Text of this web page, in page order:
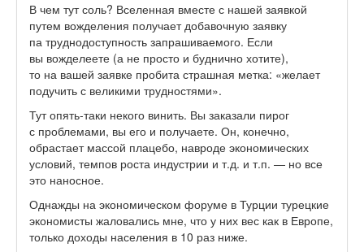
В чем тут соль? Вселенная вместе с нашей заявкой
путем вожделения получает добавочную заявку
па труднодоступность запрашиваемого. Если
вы вожделеете (а не просто и буднично хотите),
то на вашей заявке пробита страшная метка: «желает
подучить с великими трудностями».
Тут опять-таки некого винить. Вы заказали пирог
с проблемами, вы его и получаете. Он, конечно,
обрастает массой плацебо, навроде экономических
условий, темпов роста индустрии и т.д. и т.п. — но все
это наносное.
Однажды на экономическом форуме в Турции турецкие
экономисты жаловались мне, что у них вес как в Европе,
только доходы населения в 10 раз ниже.